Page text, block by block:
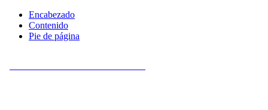
Encabezado
Contenido
Pie de página